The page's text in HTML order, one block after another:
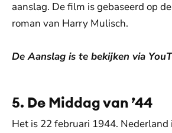
aanslag. De film is gebaseerd op
roman van Harry Mulisch.
De Aanslag is te bekijken via
5. De Middag van ’44
Het is 22 februari 1944. Nederland